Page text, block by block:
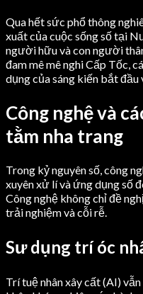
Qua hết sức phổ thông
xuất của cuộc sống số tại
người hữu và con người
đam mê mê nghi Cấp Tốc,
dụng của sáng kiến bắt
Công nghệ và
tằm nha trang
Trong kỷ nguyên số, công
xuyên xử lí và ứng dụng số
Công nghệ không chỉ đề
trải nghiệm và cỗi rễ.
Sư dụng trí óc
Trí tuệ nhân xây cất (AI)